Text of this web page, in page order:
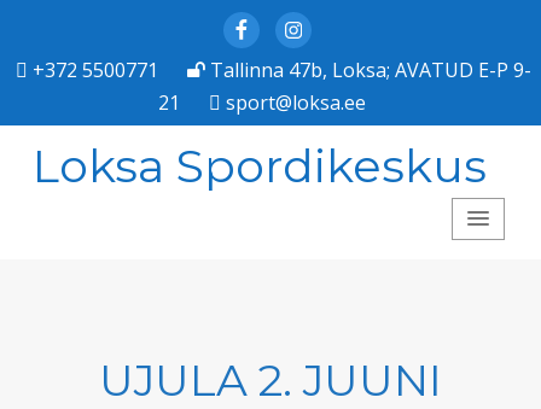
FacebookInstagram
+372 5500771
Tallinna 47b, Loksa; AVATUD E-P 9-
21
sport@loksa.ee
Loksa Spordikeskus
UJULA 2. JUUNI